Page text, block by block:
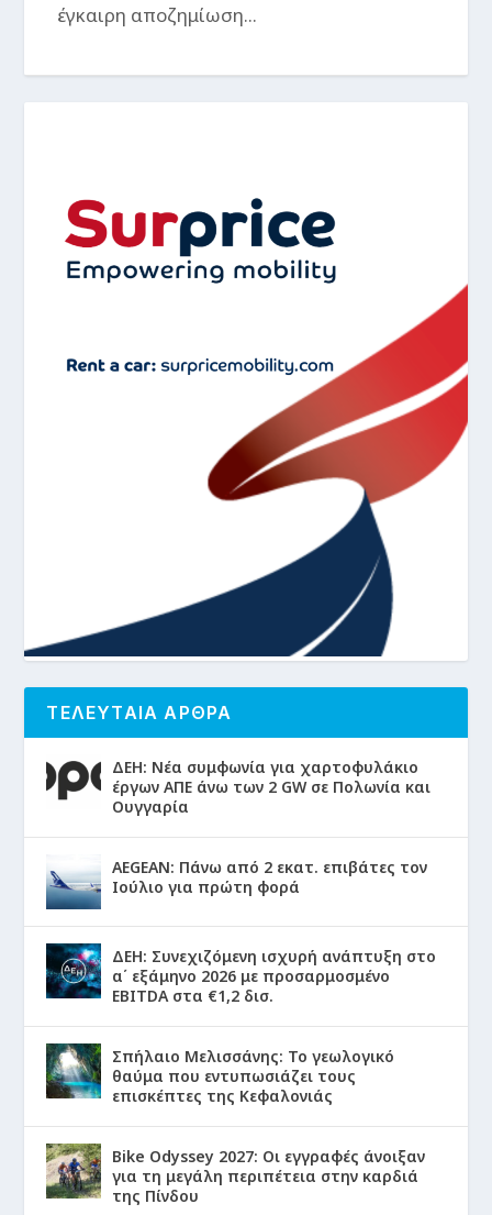
έγκαιρη αποζημίωση...
ΤΕΛΕΥΤΑΙΑ ΑΡΘΡΑ
ΔΕΗ: Νέα συμφωνία για χαρτοφυλάκιο
έργων ΑΠΕ άνω των 2 GW σε Πολωνία και
Ουγγαρία
AEGEAN: Πάνω από 2 εκατ. επιβάτες τον
Ιούλιο για πρώτη φορά
ΔΕΗ: Συνεχιζόμενη ισχυρή ανάπτυξη στο
α΄ εξάμηνο 2026 με προσαρμοσμένο
EBITDA στα €1,2 δισ.
Σπήλαιο Μελισσάνης: Το γεωλογικό
θαύμα που εντυπωσιάζει τους
επισκέπτες της Κεφαλονιάς
Bike Odyssey 2027: Οι εγγραφές άνοιξαν
για τη μεγάλη περιπέτεια στην καρδιά
της Πίνδου